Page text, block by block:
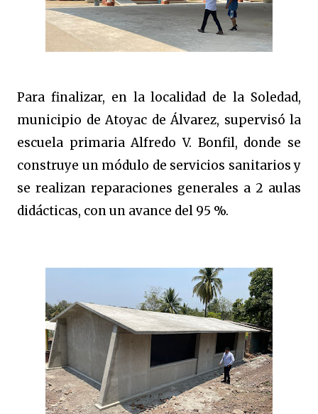
Para finalizar, en la localidad de la Soledad,
municipio de Atoyac de Álvarez, supervisó la
escuela primaria Alfredo V. Bonfil, donde se
construye un módulo de servicios sanitarios y
se realizan reparaciones generales a 2 aulas
didácticas, con un avance del 95 %.